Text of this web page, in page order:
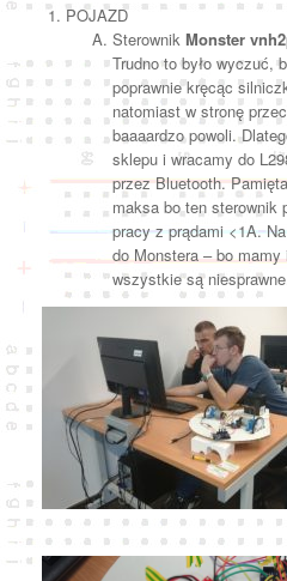
POJAZD
Sterownik Monster
Trudno to było wyczuć,
poprawnie kręcąc
natomiast w stronę
baaaardzo powoli.
sklepu i wracamy do
przez Bluetooth.
maksa bo ten sterownik
pracy z prądami <1A.
do Monstera – bo
wszystkie są